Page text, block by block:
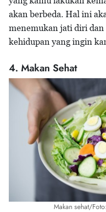
akan berbeda. Hal ini
menemukan jati diri
kehidupan yang ingin
4. Makan Sehat
Makan sehat/